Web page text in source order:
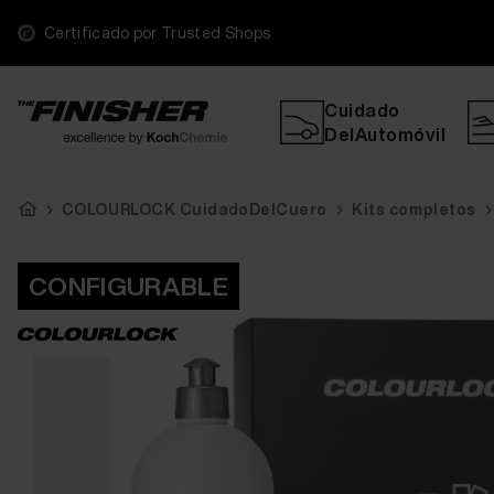
Certificado por Trusted Shops
Cuidado
DelAutomóvil
COLOURLOCK CuidadoDelCuero Kits completos
CONFIGURABLE